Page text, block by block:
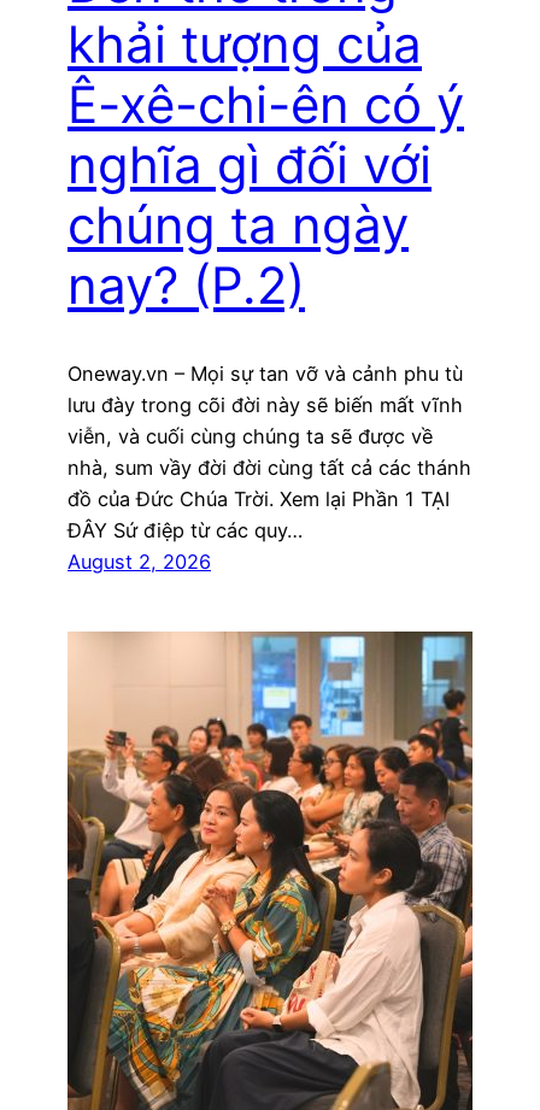
khải tượng của
Ê-xê-chi-ên có ý
nghĩa gì đối với
chúng ta ngày
nay? (P.2)
Oneway.vn – Mọi sự tan vỡ và cảnh phu tù
lưu đày trong cõi đời này sẽ biến mất vĩnh
viễn, và cuối cùng chúng ta sẽ được về
nhà, sum vầy đời đời cùng tất cả các thánh
đồ của Đức Chúa Trời. Xem lại Phần 1 TẠI
ĐÂY Sứ điệp từ các quy…
August 2, 2026